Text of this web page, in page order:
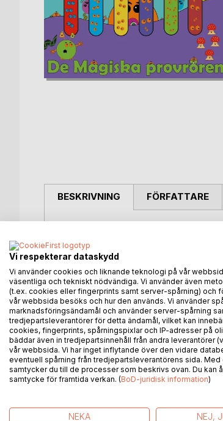
BESKRIVNING
Vilka är Barnianerna? Häng med
Som vanligt har Blibbens husdjur
bokstäver har Wlubben bytt ut till
FÖRFATTARE
ANDRA TITLAR
Vi respekterar dataskydd
Vi använder cookies och liknande teknologi på vår
väsentliga och tekniskt nödvändiga. Vi använder även
(t.ex. cookies eller fingerprints samt server-spårning) och
vår webbsida besöks och hur den används. Vi använder
marknadsföringsändamål och använder server-spårning
tredjepartsleverantörer för detta ändamål, vilket kan
cookies, fingerprints, spårningspixlar och IP-adresser på
bäddar även in tredjepartsinnehåll från andra leverantörer
vår webbsida. Vi har inget inflytande över den vidare
eventuell spårning från tredjepartsleverantörens sida. Med
samtycker du till de processer som beskrivs ovan. Du kan
samtycke för framtida verkan. (BoD-juridisk information)
NEKA NEJ,